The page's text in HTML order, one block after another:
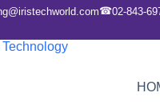
☎02-843-